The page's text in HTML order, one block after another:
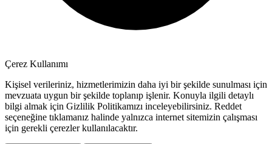
Çerez Kullanımı
Kişisel verileriniz, hizmetlerimizin daha iyi bir şekilde sunulması için
mevzuata uygun bir şekilde toplanıp işlenir. Konuyla ilgili detaylı
bilgi almak için Gizlilik Politikamızı inceleyebilirsiniz. Reddet
seçeneğine tıklamanız halinde yalnızca internet sitemizin çalışması
için gerekli çerezler kullanılacaktır.